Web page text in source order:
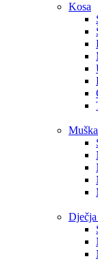
Kosa
Dječja